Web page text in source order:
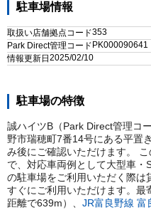
駐車場情報
取扱い店舗拠点コード353
Park Direct管理コード PK000090641
情報更新日 2025/02/10
駐車場の特徴
誠ハイツB（Park Direct管理コ
野市瑞穂町7番14号にある平置
み後にご確認いただけます。
で、対応車両例として大型車・
の駐車場をご利用いただく際は
すぐにご利用いただけます。 最
距離で639m） JR富良野線 富